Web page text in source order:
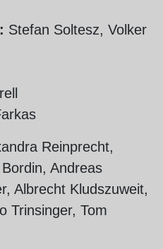
Stefan Soltesz, Volker
Reinprecht,
Andreas
Albrecht Kludszuweit,
Trinsinger, Tom